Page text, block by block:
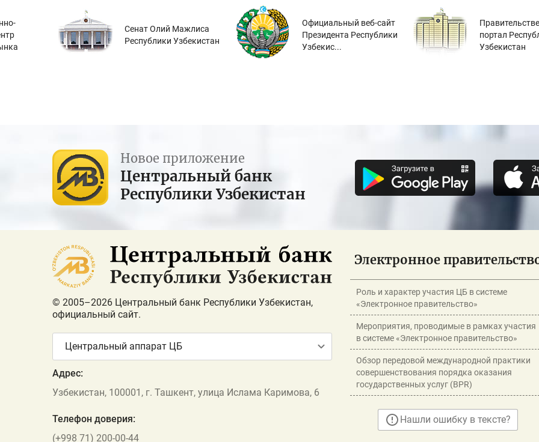
Сенат Олий Мажлиса
Республики Узбекистан
Официальный веб-сайт
Президента Республики
Узбекис...
портал
Узбекистан
Новое приложение
Центральный банк
Республики Узбекистан
© 2005–2026 Центральный банк Республики Узбекистан,
официальный сайт.
Центральный аппарат ЦБ
Адрес:
Узбекистан, 100001, г. Ташкент, улица Ислама Каримова, 6
Телефон доверия:
(+998 71) 200-00-44
Электронное
Роль и характер участия ЦБ в системе
«Электронное правительство»
Мероприятия, проводимые в рамках участия
в системе «Электронное правительство»
Обзор передовой международной практики
совершенствования порядка оказания
государственных услуг (BPR)
Нашли ошибку в тексте?